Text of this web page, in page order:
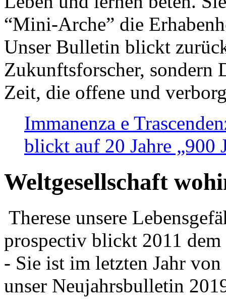
“Mini-Arche” die
Unser Bulletin blickt
Zukunftsforscher, sondern
Zeit, die offene und
Immanenza e
blickt auf 20 Jahre „900
Weltgesellschaft
Therese unsere
prospectiv blickt 2011
- Sie ist im letzten Jahr
unser Neujahrsbulletin